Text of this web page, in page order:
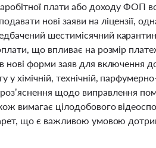
плати або доходу ФОП
нові заяви на ліцензії,
шестимісячний
що впливає на розмір
нові форми заяв для включення
у хімічній, технічній,
щодо виправлення
вимагає цілодобового
що є важливою умовою